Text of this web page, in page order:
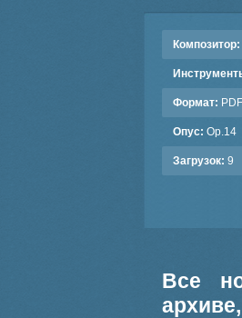
Композитор:
Формат: PDF
Опус: Op.14
Загрузок: 9
Все